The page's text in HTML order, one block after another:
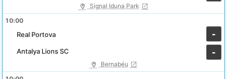
Signal Iduna Park
10:00
Real Portova
-
-
Antalya Lions SC
Bernabéu